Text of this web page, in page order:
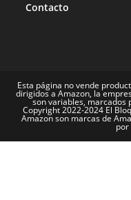
Contacto
Esta página no vende
dirigidos a Amazon, la
son variables, marcados
Copyright 2022-2024 El
Amazon son marcas de
por